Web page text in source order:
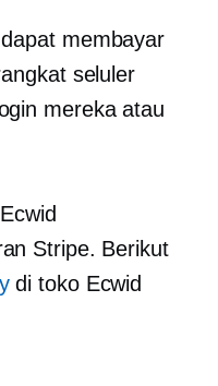
membayar
seluler
mereka atau
Stripe. Berikut
di toko Ecwid